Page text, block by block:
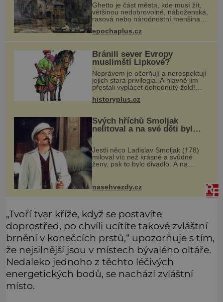
Ghetto je část města, kde musí žít,
většinou nedobrovolně, náboženská,
rasová nebo národnostní menšina
obyvatel. Bohaté historické
zkušenosti mají s takovým životem
Židé. Už od středověku jsou totiž
epochaplus.cz
Bránili sever Evropy
muslimští Lipkové?
Neprávem je očerňují a nerespektují
jejich stará privilegia. A hlavně jim
přestali vyplácet dohodnutý žold!
hlasitě protestují, jenže spravedlnosti
historyplus.cz
Svých hříchů Smoljak
nelitoval a na své děti byl
velmi pyšný
Jestli něco Ladislav Smoljak (†78)
miloval víc než krásné a svůdné
ženy, pak to bylo divadlo. A na
dní před tím, než odešel do
uměleckého nebe. Kdysi někdo z
přátel
nasehvezdy.cz
„Tvoří tvar kříže, když se postavíte
doprostřed, po chvíli ucítíte takové zvláštní
brnění v konečcích prstů,“ upozorňuje s tím,
že nejsilnější jsou v místech bývalého oltáře.
Nedaleko jednoho z těchto léčivých
energetických bodů, se nachází zvláštní
místo.